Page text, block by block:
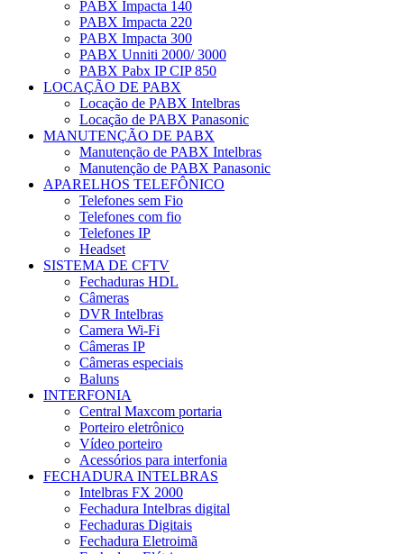
PABX Impacta 140
PABX Impacta 220
PABX Impacta 300
PABX Unniti 2000/ 3000
PABX Pabx IP CIP 850
LOCAÇÃO DE PABX
Locação de PABX Intelbras
Locação de PABX Panasonic
MANUTENÇÃO DE PABX
Manutenção de PABX Intelbras
Manutenção de PABX Panasonic
APARELHOS TELEFÔNICO
Telefones sem Fio
Telefones com fio
Telefones IP
Headset
SISTEMA DE CFTV
Fechaduras HDL
Câmeras
DVR Intelbras
Camera Wi-Fi
Câmeras IP
Câmeras especiais
Baluns
INTERFONIA
Central Maxcom portaria
Porteiro eletrônico
Vídeo porteiro
Acessórios para interfonia
FECHADURA INTELBRAS
Intelbras FX 2000
Fechadura Intelbras digital
Fechaduras Digitais
Fechadura Eletroimã